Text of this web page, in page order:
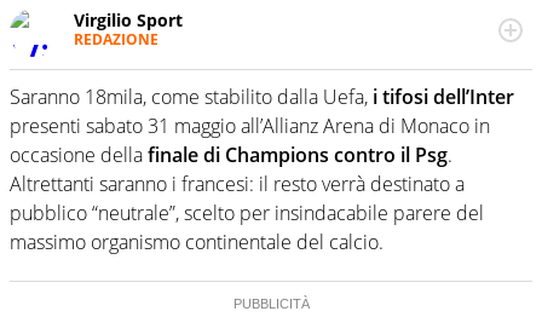
Virgilio Sport
REDAZIONE
appassionato su tutto il mondo dello sport. Calcio,
calciomercato, F1, Motomondiale ma anche tennis,
volley, basket: su Virgilio Sport i tifosi e gli appassionati
sanno che troveranno sempre copertura completa e
zero faziosità. La squadra di Virgilio Sport è formata da
giornalisti ed esperti di sport abili sia nel gioco di
rimessa quando intercettano le notizie e le rilanciano
verso la rete, sia nella costruzione dal basso quando
Saranno 18mila, come stabilito dalla Uefa, i tifosi dell’Inter
presenti sabato 31 maggio all’Allianz Arena di Monaco in
occasione dellafinale di Champions contro il Psg.
Altrettanti saranno i francesi: il resto verrà destinato a
pubblico “neutrale”, scelto per insindacabile parere del
massimo organismo continentale del calcio.